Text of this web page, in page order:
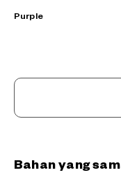
Purple
Bahan yang